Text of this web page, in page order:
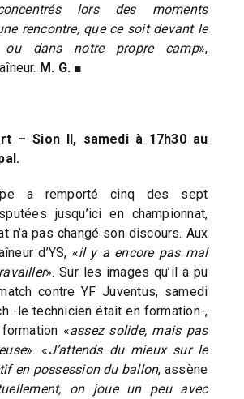
lors des moments
rencontre, que ce soit devant le
ou dans notre propre camp»,
M. G. ■
– Sion II, samedi à 17h30 au
a remporté cinq des sept
jusqu’ici en championnat,
n’a pas changé son discours. Aux
d’YS, «il y a encore pas mal
». Sur les images qu’il a pu
contre YF Juventus, samedi
-le technicien était en formation-,
«assez solide, mais pas
». «J’attends du mieux sur le
en possession du ballon, assène
on joue un peu avec